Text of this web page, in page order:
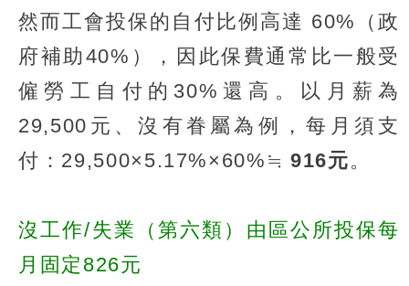
然而工會投保的自付比例高達 60%（政
府補助40%），因此保費通常比一般受
僱勞工自付的30%還高。以月薪為
29,500元、沒有眷屬為例，每月須支
付：29,500×5.17%×60%≒ 916元。
沒工作/失業（第六類）由區公所投保每
月固定826元